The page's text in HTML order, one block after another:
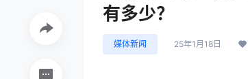
有多少？
媒体新闻 25年1月18日